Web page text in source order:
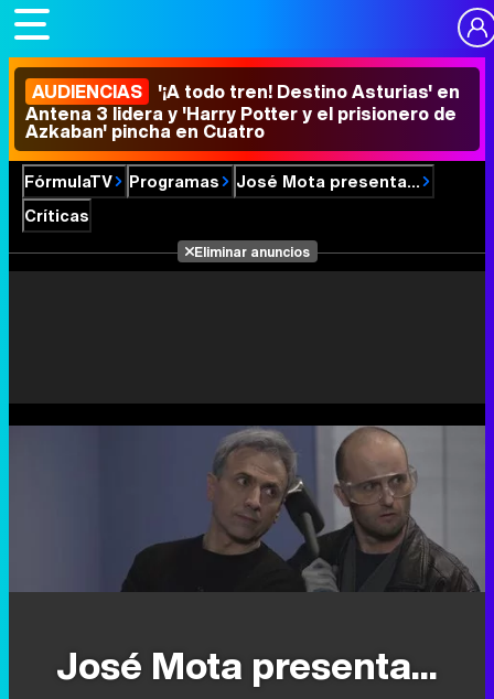
AUDIENCIAS '¡A todo tren! Destino Asturias' en
Antena 3 lidera y 'Harry Potter y el prisionero de
Azkaban' pincha en Cuatro
FórmulaTV Programas
José Mota presenta...
Críticas
Eliminar anuncios
José Mota presenta...